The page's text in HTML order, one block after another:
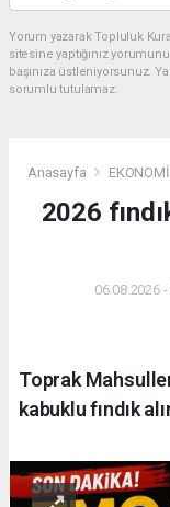
Yorum yazarak Topluluk
sitesine yaptığınız
başınıza üstleniyorsunuz.
sorumlu tutulamaz.
Anasayfa EKONOMİ
2026
06.08.2026
Toprak
kabuklu fındık